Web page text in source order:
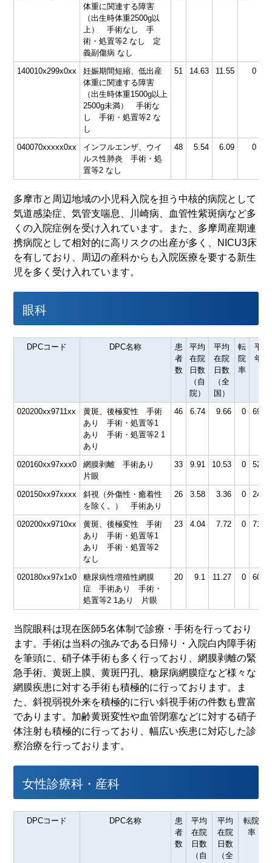
体重に関連する障害
（出生時体重2500g以
上） 手術なし 手
術・処置等2 なし 定
義副傷病 なし
140010x299x0xx
妊娠期間短縮、低出産
体重に関連する障害
（出生時体重1500g以上
2500g未満） 手術な
し 手術・処置等2 な
し
51 14.63 11.55 0
040070xxxxx0xx
インフルエンザ、ウイ
ルス性肺炎 手術・処
置等2 なし
48 5.54 6.09 0
多摩市と周辺地域の小児科入院を担う中核的病院として
気道感染症、気管支喘息、川崎病、血管性紫斑病など多
くの入院症例を受け入れています。また、多摩周産期連
携病院として相対的に高リスクの出産が多く、NICU3床
を有しており、周辺の産科からも入院医療を要する新生
児を多く受け入れています。
眼科
DPCコード DPC名称
患
者
数
平均
在院
日数
（自
院）
平均
在院
日数
（全
国）
転
院
率
平均
年齢
020200xx9711xx
黄斑、後極変性 手術
あり 手術・処置等1
あり 手術・処置等2 1
あり
46 6.74 9.66 0 69.61
020160xx97xxx0
網膜剥離 手術あり
片眼
33 9.91 10.53 0 52.12
020150xx97xxxx
斜視（外傷性・癒着性
を除く。） 手術あり
26 3.58 3.36 0 24.27
020200xx9710xx
黄斑、後極変性 手術
あり 手術・処置等1
あり 手術・処置等2
なし
23 4.04 7.72 0 71.57
020180xx97x1x0
糖尿病性増殖性網膜
症 手術あり 手術・
処置等2 1あり 片眼
20 9.1 11.27 0 60.65
当院眼科は現在医師5名体制で診療・手術を行っており
ます。手術は当科の強みである日帰り・入院白内障手術
を筆頭に、硝子体手術も多く行っており、網膜剥離の緊
急手術、黄斑上膜、黄斑円孔、糖尿病網膜症など様々な
網膜疾患に対する手術も積極的に行っております。ま
た、斜視弱視外来を積極的に行い斜視手術の件数も豊富
であります。加齢黄斑変性や血管閉塞などに対する硝子
体注射も積極的に行っており、幅広い疾患に対応した診
察治療を行っております。
女性診療科・産科
DPCコード DPC名称
患
者
数
平均
在院
日数
（自
平均
在院
日数
（全
転院
率